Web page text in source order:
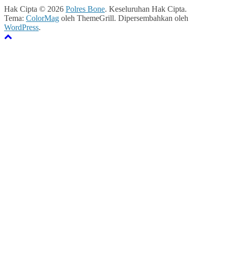
Hak Cipta © 2026 Polres Bone. Keseluruhan Hak Cipta.
Tema: ColorMag oleh ThemeGrill. Dipersembahkan oleh
WordPress.